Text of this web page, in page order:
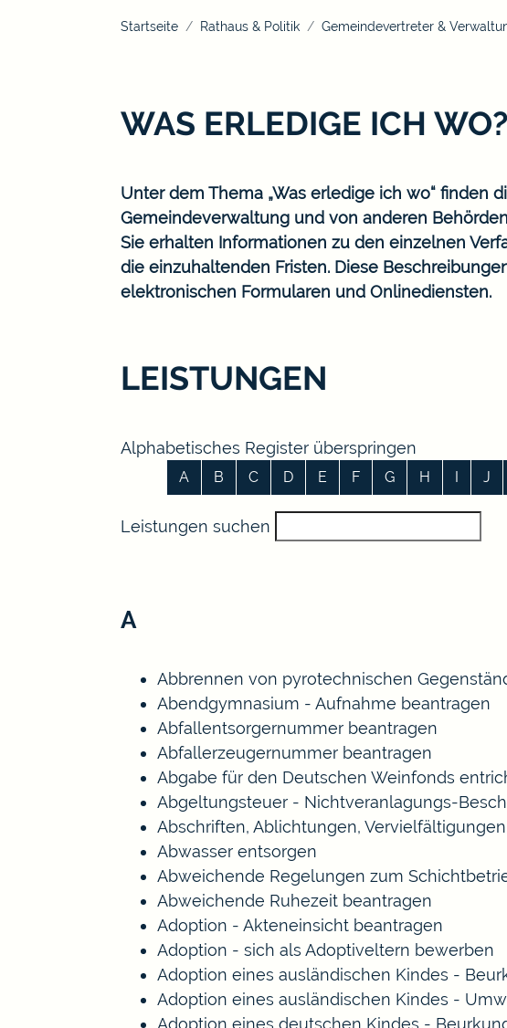
Startseite Rathaus & Politik Gemeindevertreter &
WAS ERLEDIGE ICH WO?
Unter dem Thema „Was erledige ich wo“
Gemeindeverwaltung und von anderen
Sie erhalten Informationen zu den einzelnen
die einzuhaltenden Fristen. Diese
elektronischen Formularen und Onlinediensten.
LEISTUNGEN
Alphabetisches Register überspringen
A B C D E F G H I J
Leistungen suchen
A
Abbrennen von pyrotechnischen
Abendgymnasium - Aufnahme beantragen
Abfallentsorgernummer beantragen
Abfallerzeugernummer beantragen
Abgabe für den Deutschen Weinfonds
Abgeltungsteuer - Nichtveranlagungs-
Abschriften, Ablichtungen,
Abwasser entsorgen
Abweichende Regelungen zum
Abweichende Ruhezeit beantragen
Adoption - Akteneinsicht beantragen
Adoption - sich als Adoptiveltern bewerben
Adoption eines ausländischen Kindes -
Adoption eines ausländischen Kindes -
Adoption eines deutschen Kindes -